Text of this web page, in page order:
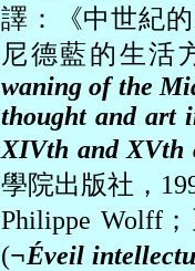
譯：《中世紀
尼德藍的生活
waning of the
thought and art
XIVth and XVth
學院出版社，
Philippe Wolff
(¬Éveil